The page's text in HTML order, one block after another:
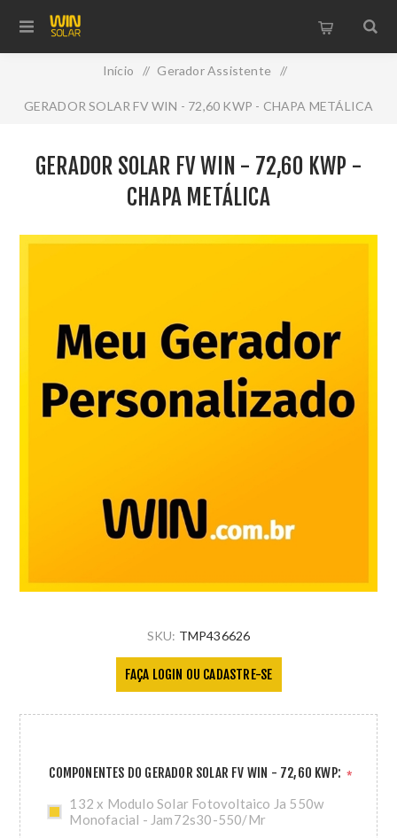
Início / Gerador Assistente /
GERADOR SOLAR FV WIN - 72,60 KWP - CHAPA METÁLICA
GERADOR SOLAR FV WIN - 72,60 KWP -
CHAPA METÁLICA
SKU: TMP436626
FAÇA LOGIN OU CADASTRE-SE
COMPONENTES DO GERADOR SOLAR FV WIN - 72,60 KWP: *
132 x Modulo Solar Fotovoltaico Ja 550w
Monofacial - Jam72s30-550/Mr